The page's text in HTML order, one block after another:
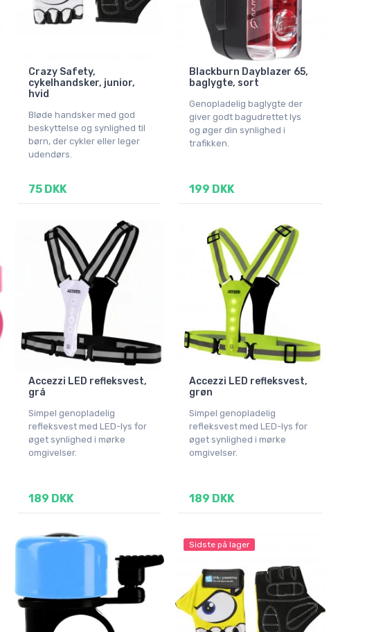
Crazy Safety,
cykelhandsker, junior,
hvid
Bløde handsker med god
beskyttelse og synlighed til
børn, der cykler eller leger
udendørs.
75 DKK
Blackburn Dayblazer 65,
baglygte, sort
Genopladelig baglygte der
giver godt bagudrettet lys
og øger din synlighed i
trafikken.
199 DKK
Accezzi LED refleksvest,
grå
Simpel genopladelig
refleksvest med LED-lys for
øget synlighed i mørke
omgivelser.
189 DKK
Accezzi LED refleksvest,
grøn
Simpel genopladelig
refleksvest med LED-lys for
øget synlighed i mørke
omgivelser.
189 DKK
Sidste på lager